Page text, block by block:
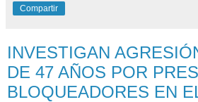
Compartir
INVESTIGAN
DE 47 AÑOS POR
BLOQUEADORES EN